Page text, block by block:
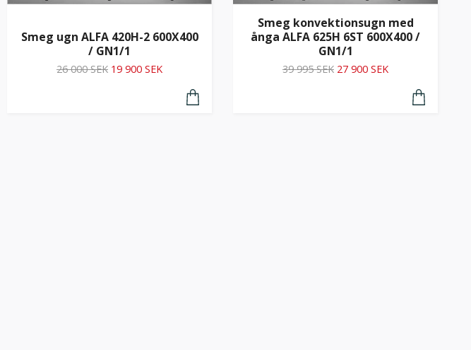
Smeg ugn ALFA 420H-2 600X400
/ GN1/1
26 000 SEK 19 900 SEK
Smeg konvektionsugn med
ånga ALFA 625H 6ST 600X400 /
GN1/1
39 995 SEK 27 900 SEK